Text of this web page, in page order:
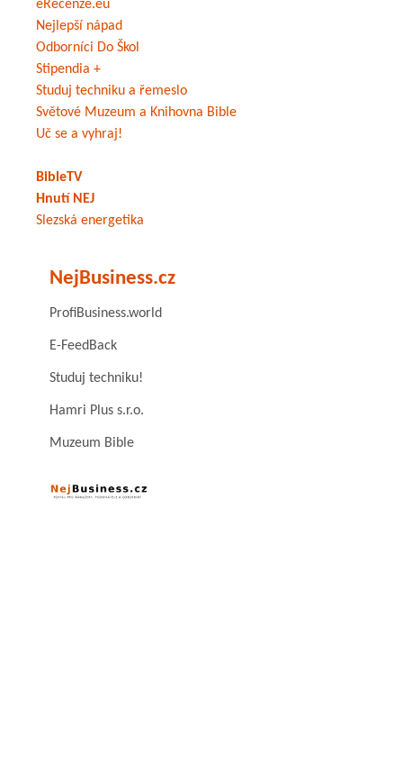
eRecenze.eu
Nejlepší nápad
Odborníci Do Škol
Stipendia +
Studuj techniku a řemeslo
Světové Muzeum a Knihovna Bible
Uč se a vyhraj!
BibleTV
Hnutí NEJ
Slezská energetika
NejBusiness.cz
ProfiBusiness.world
E-FeedBack
Studuj techniku!
Hamri Plus s.r.o.
Muzeum Bible